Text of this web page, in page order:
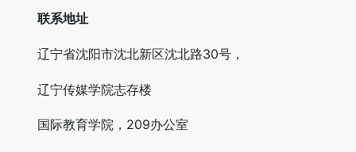
联系地址
辽宁省沈阳市沈北新区沈北路30号，
辽宁传媒学院志存楼
国际教育学院，209办公室